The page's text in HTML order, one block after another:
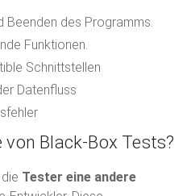
Beenden des Programms.
Funktionen.
Schnittstellen
Datenfluss
Black-Box Tests?
Tester eine andere